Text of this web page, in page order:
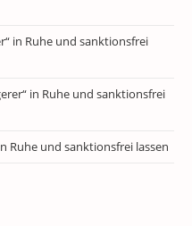
in Ruhe und sanktionsfrei
in Ruhe und sanktionsfrei
Ruhe und sanktionsfrei lassen